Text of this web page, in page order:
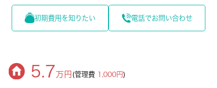
初期費用を知りたい 電話でお問い合わせ
5.7万円 (管理費 1,000円)